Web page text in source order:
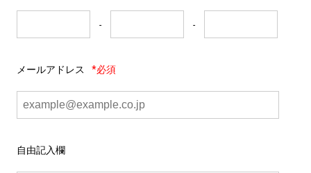
- -
メールアドレス *必須
自由記入欄